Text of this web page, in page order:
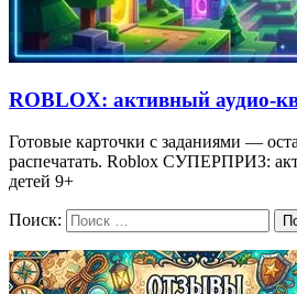
ROBLOX: активный аудио-
Готовые карточки с заданиями —
распечатать. Roblox СУПЕРПРИЗ:
детей 9+
Поиск: